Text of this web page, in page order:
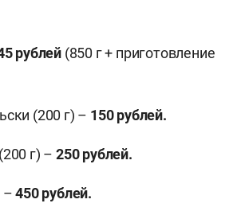
рублей (850 г + приготовление
(200 г) – 150 рублей.
г) – 250 рублей.
–450 рублей.